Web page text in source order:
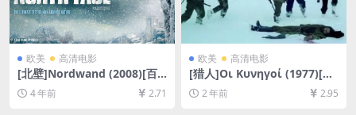
欧美 高清电影
[北壁]Nordwand (2008)[百
度网盘+迅雷云盘资源1080P
超清未删减][MP4/8.2GB][中
4 年前 2.71
欧美 高清电影
[猎人]Οι Κυνηγοί (1977)[百
度网盘+夸克网盘1080P超清
未删减资源][网盘在线播放/下
2 年前 2.95